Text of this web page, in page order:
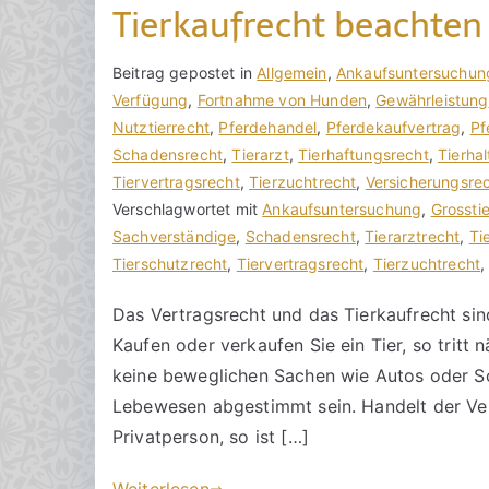
Tierkaufrecht beachten
V
o
n
h
o
r
a
k
e
c
h
t
s
n
B
e
i
t
r
a
g
v
r
ö
f
f
e
t
Beitrag gepostet in Allgemein,
Verfügung, Fortnahme von Hunden, Gewährleistung
Nutztierrecht, Pferdehandel, Pferdekaufvertrag,
Schadensrecht,Tierarzt,Tierhaftungsrecht,
Tiervertragsrecht,Tierzuchtrecht,
Verschlagwortet mit Ankaufsuntersuchung,
Sachverständige, Schadensrecht,Tierarztrecht,
Tierschutzrecht, Tiervertragsrecht, Tierzuchtrecht,
K
e
i
n
e
K
o
m
e
n
t
a
r
zu
Das Vertragsrecht und das Tierkaufrecht
Kaufen oder verkaufen Sie ein Tier, so tritt
keine beweglichen Sachen wie Autos oder
Lebewesen abgestimmt sein. Handelt der
Privatperson, so ist […]